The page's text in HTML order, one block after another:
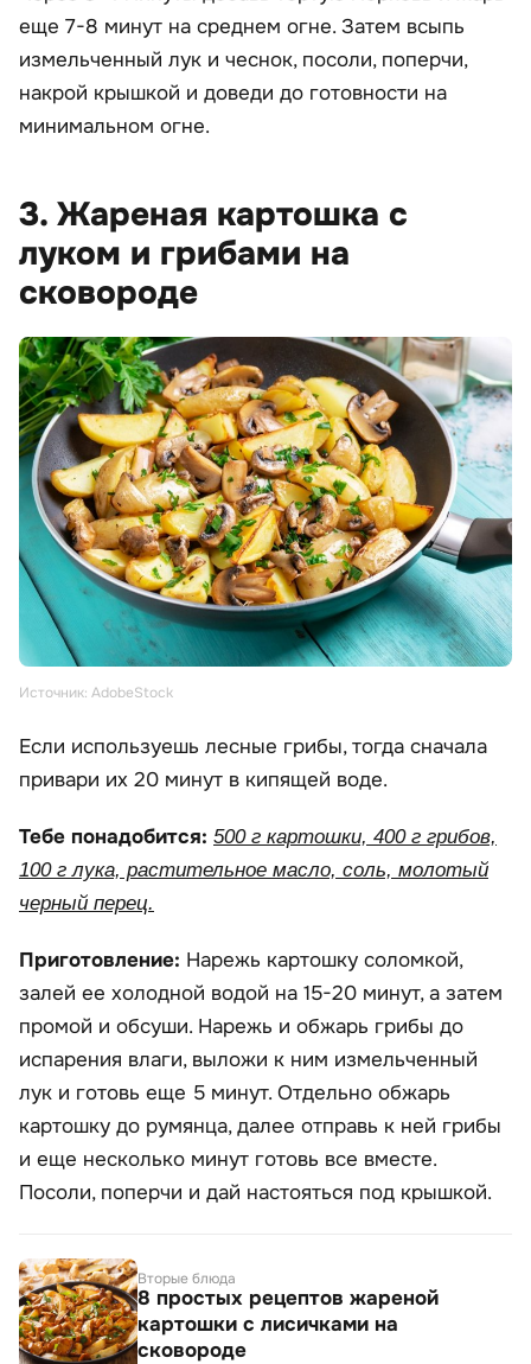
еще 7-8 минут на среднем огне. Затем всыпь
измельченный лук и чеснок, посоли, поперчи,
накрой крышкой и доведи до готовности на
минимальном огне.
3. Жареная картошка с
луком и грибами на
сковороде
Источник: AdobeStock
Если используешь лесные грибы, тогда сначала
привари их 20 минут в кипящей воде.
Тебе понадобится: 500 г картошки, 400 г грибов,
100 г лука, растительное масло, соль, молотый
черный перец.
Приготовление: Нарежь картошку соломкой,
залей ее холодной водой на 15-20 минут, а затем
промой и обсуши. Нарежь и обжарь грибы до
испарения влаги, выложи к ним измельченный
лук и готовь еще 5 минут. Отдельно обжарь
картошку до румянца, далее отправь к ней грибы
и еще несколько минут готовь все вместе.
Посоли, поперчи и дай настояться под крышкой.
Вторые блюда
8 простых рецептов жареной
картошки с лисичками на
сковороде